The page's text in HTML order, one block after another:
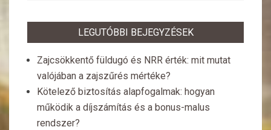
LEGUTÓBBI BEJEGYZÉSEK
Zajcsökkentő füldugó és NRR érték: mit mutat
valójában a zajszűrés mértéke?
Kötelező biztosítás alapfogalmak: hogyan
működik a díjszámítás és a bonus-malus
rendszer?